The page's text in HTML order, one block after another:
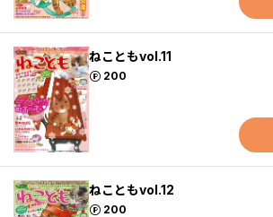
ねこともvol.11
200
ポイント
ねこともvol.12
200
ポイント